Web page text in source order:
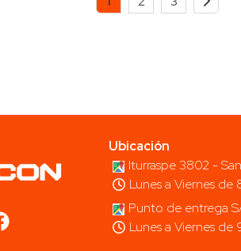
Ubicación
Iturraspe 3802 -
Lunes a Viernes de
Punto de entrega
Lunes a Viernes de